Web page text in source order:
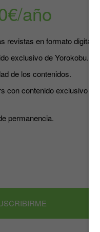
año
revistas en formato digital.
exclusivo de Yorokobu.
de los contenidos.
con contenido exclusivo para
permanencia.